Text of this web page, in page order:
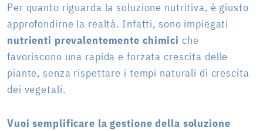
Per quanto riguarda la soluzione nutritiva, è giusto
approfondirne la realtà. Infatti, sono impiegati
nutrienti prevalentemente chimici che
favoriscono una rapida e forzata crescita delle
piante, senza rispettare i tempi naturali di crescita
dei vegetali.
Vuoi semplificare la gestione della soluzione